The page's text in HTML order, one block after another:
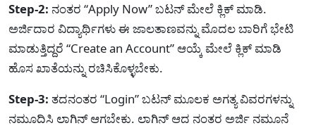
Step-2: ನಂತರ “Apply Now” ಬಟನ್ ಮೇಲೆ ಕ್ಲಿಕ್ ಮಾಡಿ.
ಅರ್ಜಿದಾರ ವಿದ್ಯಾರ್ಥಿಗಳು ಈ ಜಾಲತಾಣವನ್ನು ಮೊದಲ ಬಾರಿಗೆ ಭೇಟಿ
ಮಾಡುತ್ತಿದ್ದರೆ “Create an Account” ಆಯ್ಕೆ ಮೇಲೆ ಕ್ಲಿಕ್ ಮಾಡಿ
ಹೊಸ ಖಾತೆಯನ್ನು ರಚಿಸಿಕೊಳ್ಳಬೇಕು.
Step-3: ತದನಂತರ “Login” ಬಟನ್ ಮೂಲಕ ಅಗತ್ಯ ವಿವರಗಳನ್ನು
ನಮೂದಿಸಿ ಲಾಗಿನ್ ಆಗಬೇಕು. ಲಾಗಿನ್ ಆದ ನಂತರ ಅರ್ಜಿ ನಮೂನೆ